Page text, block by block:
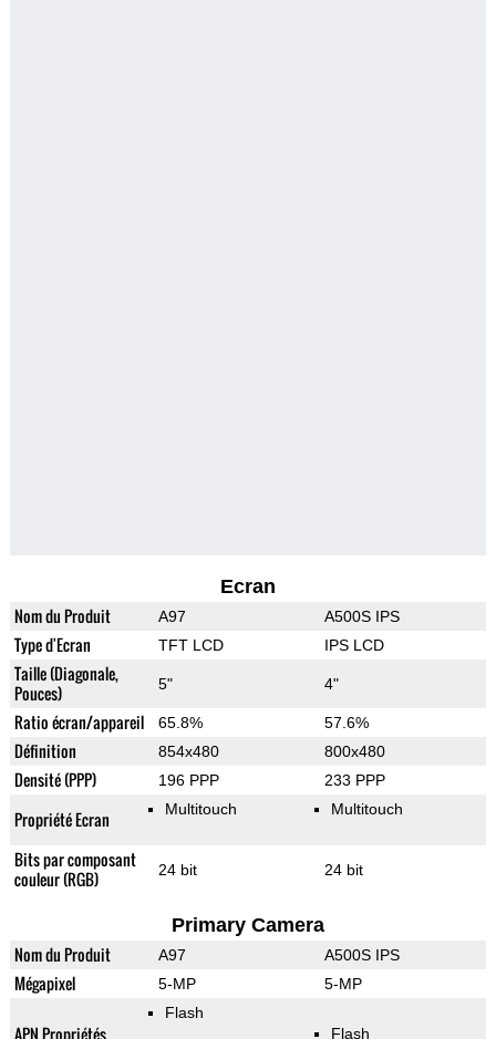
Ecran
Nom du Produit A97 A500S IPS
Type d'Ecran TFT LCD IPS LCD
Taille (Diagonale,
Pouces)
5" 4"
Ratio écran/appareil 65.8% 57.6%
Définition 854x480 800x480
Densité (PPP) 196 PPP 233 PPP
Propriété Ecran Multitouch Multitouch
Bits par composant
couleur (RGB)
24 bit 24 bit
Primary Camera
Nom du Produit A97 A500S IPS
Mégapixel 5-MP 5-MP
APN Propriétés
Flash
Flash